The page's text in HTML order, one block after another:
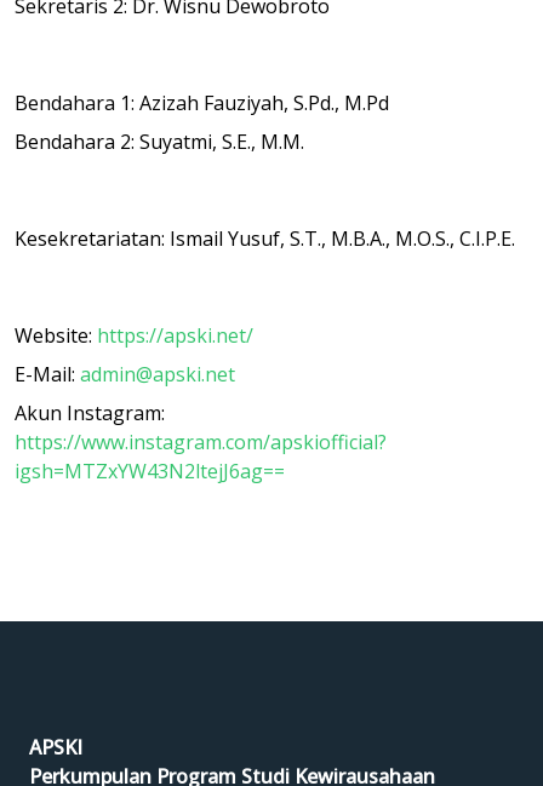
Sekretaris 2: Dr. Wisnu Dewobroto
Bendahara 1: Azizah Fauziyah, S.Pd., M.Pd
Bendahara 2: Suyatmi, S.E., M.M.
Kesekretariatan: Ismail Yusuf, S.T., M.B.A., M.O.S., C.I.P.E.
Website: https://apski.net/
E-Mail: admin@apski.net
Akun Instagram:
https://www.instagram.com/apskiofficial?
igsh=MTZxYW43N2ltejJ6ag==
APSKI
Perkumpulan Program Studi Kewirausahaan